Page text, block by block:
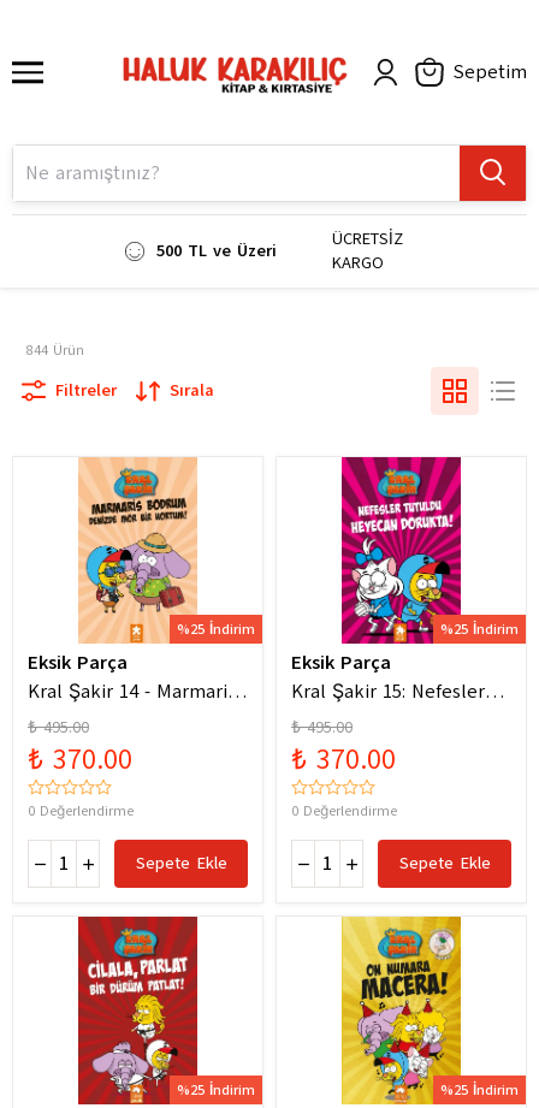
Sepetim
500 TL ve Üzeri
ÜCRETSİZ
KARGO
844 Ürün
Filtreler Sırala
%25 İndirim
Eksik Parça
Kral Şakir 14 - Marmaris
Bodrum Denizde Mor Bir
Hortum
₺ 495.00
₺ 370.00
0 Değerlendirme
Sepete Ekle
%25 İndirim
Eksik Parça
Kral Şakir 15: Nefesler
Tutuldu Heyecan Dorukta
₺ 495.00
₺ 370.00
0 Değerlendirme
Sepete Ekle
%25 İndirim %25 İndirim